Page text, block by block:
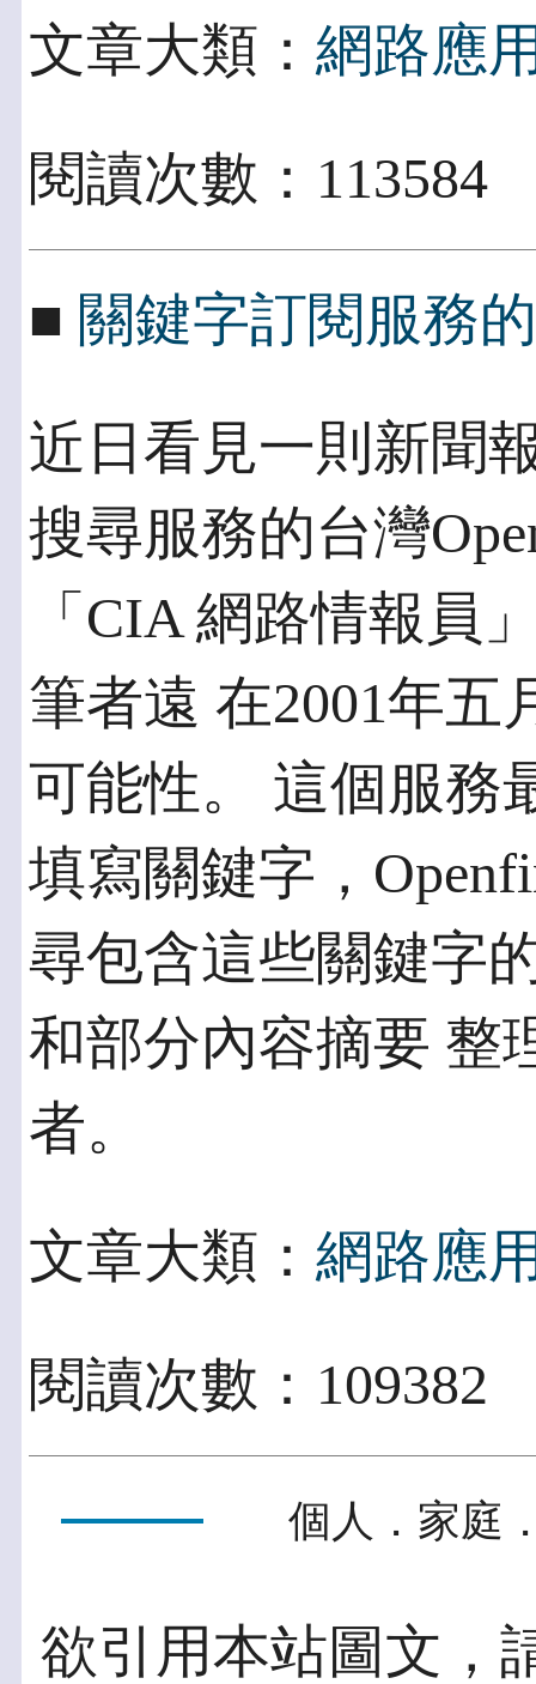
文章大類： 網路應
閱讀次數：
■ 關鍵字訂閱服務
近日看見一則新聞
搜尋服務的台灣
「CIA 網路情報員
筆者遠 在2001年五
可能性。 這個服務
填寫關鍵字，
尋包含這些關鍵字
和部分內容摘要 整
者。
文章大類： 網路應
閱讀次數：
個人．家庭
欲引用本站圖文，